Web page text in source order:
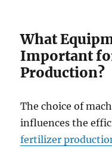
What
Important
Production?
The choice of
influences the
fertilizer